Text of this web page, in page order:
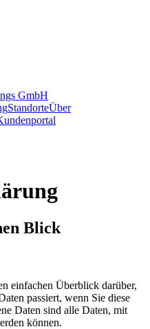
GmbH
StandorteÜber
Blick
einfachen Überblick darüber,
passiert, wenn Sie diese
Daten sind alle Daten, mit
können.